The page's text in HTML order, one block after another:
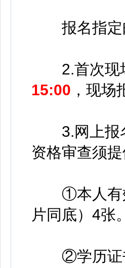
报名指定
2.首次现
15:00 ，现
3.网上报
资格审查须
①本人有效
片同底）4张。
②学历证书